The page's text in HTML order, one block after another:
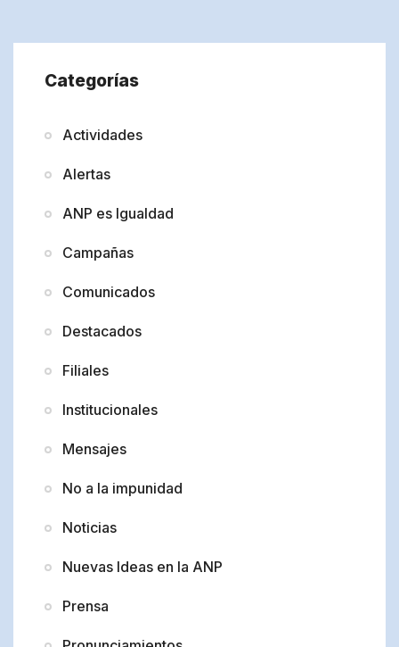
Categorías
Actividades
Alertas
ANP es Igualdad
Campañas
Comunicados
Destacados
Filiales
Institucionales
Mensajes
No a la impunidad
Noticias
Nuevas Ideas en la ANP
Prensa